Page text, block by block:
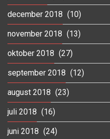
december 2018 (10)
november 2018 (13)
oktober 2018 (27)
september 2018 (12)
august 2018 (23)
juli 2018 (16)
juni 2018 (24)